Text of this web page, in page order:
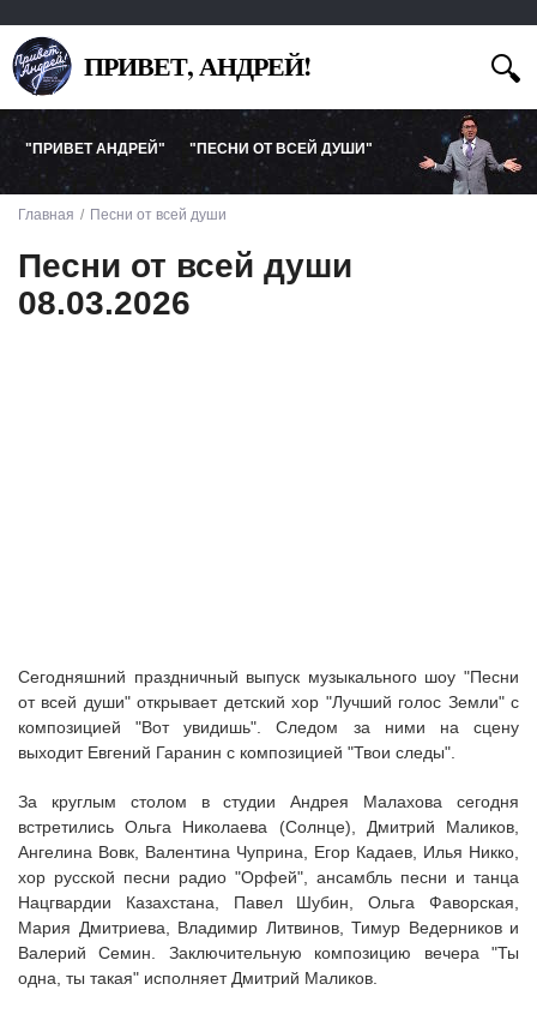
ПРИВЕТ, АНДРЕЙ!
"ПРИВЕТ АНДРЕЙ" "ПЕСНИ ОТ ВСЕЙ ДУШИ"
Главная Песни от всей души
Песни от всей души
08.03.2026
Сегодняшний праздничный выпуск музыкального шоу "Песни
от всей души" открывает детский хор "Лучший голос Земли" с
композицией "Вот увидишь". Следом за ними на сцену
выходит Евгений Гаранин с композицией "Твои следы".
За круглым столом в студии Андрея Малахова сегодня
встретились Ольга Николаева (Солнце), Дмитрий Маликов,
Ангелина Вовк, Валентина Чуприна, Егор Кадаев, Илья Никко,
хор русской песни радио "Орфей", ансамбль песни и танца
Нацгвардии Казахстана, Павел Шубин, Ольга Фаворская,
Мария Дмитриева, Владимир Литвинов, Тимур Ведерников и
Валерий Семин. Заключительную композицию вечера "Ты
одна, ты такая" исполняет Дмитрий Маликов.